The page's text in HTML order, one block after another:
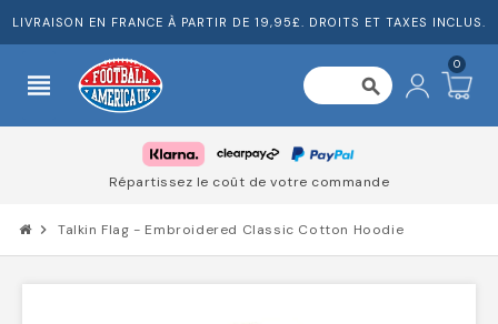
LIVRAISON EN FRANCE À PARTIR DE 19,95£. DROITS ET TAXES INCLUS.
view_headline search
0
Répartissez le coût de votre commande
chevron_right Talkin Flag - Embroidered Classic Cotton Hoodie